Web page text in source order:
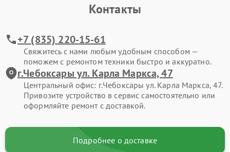
Контакты
+7 (835) 220-15-61
Свяжитесь с нами любым удобным способом —
поможем с ремонтом техники быстро и аккуратно.
г.Чебоксары ул. Карла Маркса, 47
Центральный офис: г.Чебоксары ул. Карла Маркса, 47.
Привозите устройство в сервис самостоятельно или
оформляйте ремонт с доставкой.
Подробнее о доставке